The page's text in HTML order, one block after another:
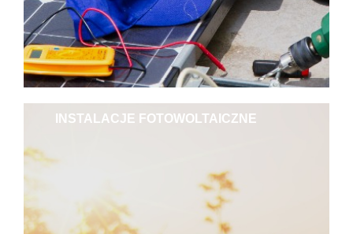
INSTALACJE FOTOWOLTAICZNE